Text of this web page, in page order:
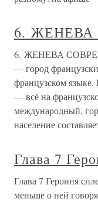
6.
6. ЖЕНЕВА
— город
французском языке.
— всё на
международный,
население
Глава 7
Глава 7 Героиня
меньше о ней